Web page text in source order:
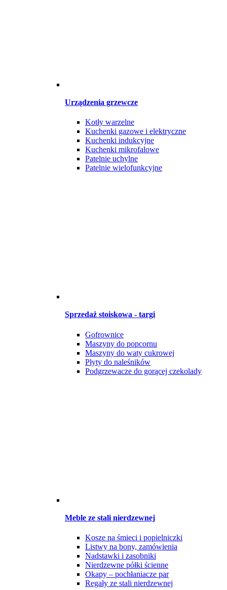
Urządzenia grzewcze
Kotły warzelne
Kuchenki gazowe i elektryczne
Kuchenki indukcyjne
Kuchenki mikrofalowe
Patelnie uchylne
Patelnie wielofunkcyjne
Sprzedaż stoiskowa - targi
Gofrownice
Maszyny do popcornu
Maszyny do waty cukrowej
Płyty do naleśników
Podgrzewacze do gorącej czekolady
Meble ze stali nierdzewnej
Kosze na śmieci i popielniczki
Listwy na bony, zamówienia
Nadstawki i zasobniki
Nierdzewne półki ścienne
Okapy – pochłaniacze par
Regały ze stali nierdzewnej